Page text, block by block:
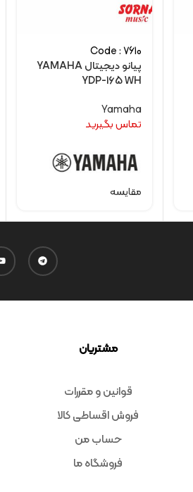
Code : 7610
پیانو دیجیتال YAMAHA
YDP-165 WH
Yamaha
تماس بگیرید
مقایسه
مشتریان
قوانین و مقررات
فروش اقساطی کالا
حساب من
فروشگاه ما